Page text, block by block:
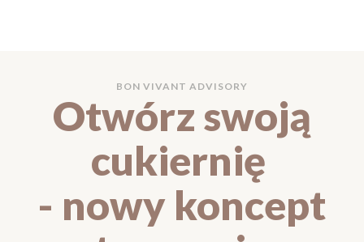
BON VIVANT ADVISORY
Otwórz swoją
cukiernię
- nowy koncept